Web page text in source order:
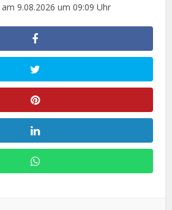
9.08.2026 um 09:09 Uhr